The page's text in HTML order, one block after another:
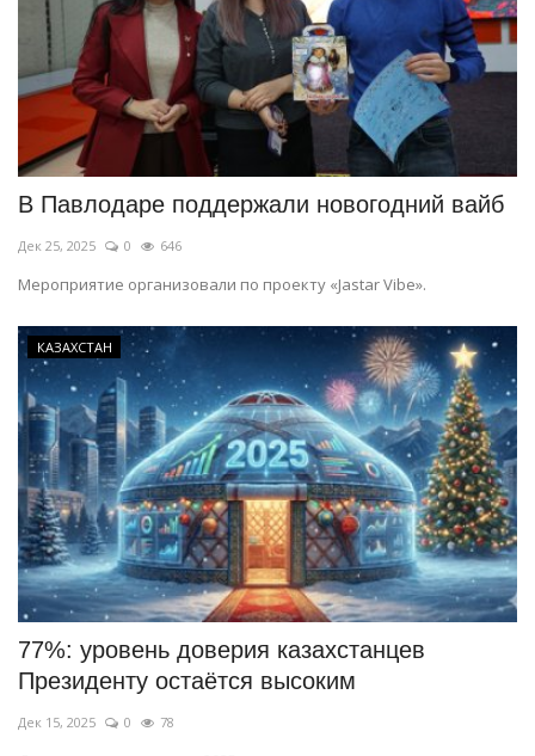
В Павлодаре поддержали новогодний вайб
Дек 25, 2025 0 646
Мероприятие организовали по проекту «Jastar Vibe».
КАЗАХСТАН
77%: уровень доверия казахстанцев
Президенту остаётся высоким
Дек 15, 2025 0 78